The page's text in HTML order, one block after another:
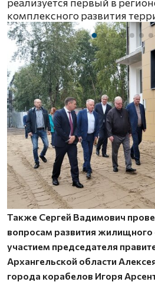
комплексного развития
Также Сергей Вадимович
вопросам развития жилищного
участием председателя
Архангельской области
города корабелов Игоря